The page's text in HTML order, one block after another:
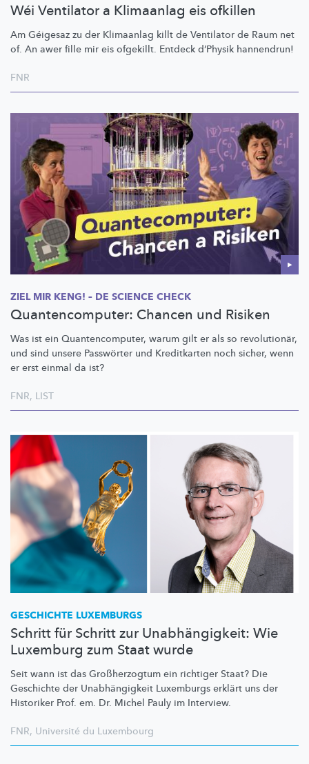
Wéi Ventilator a Klimaanlag eis ofkillen
Am Géigesaz zu der Klimaanlag killt de Ventilator de Raum net
of. An awer fille mir eis ofgekillt. Entdeck d’Physik hannendrun!
FNR
ZIEL MIR KENG! – DE SCIENCE CHECK
Quantencomputer: Chancen und Risiken
Was ist ein Quantencomputer, warum gilt er als so revolutionär,
und sind unsere Passwörter und Kreditkarten noch sicher, wenn
er erst einmal da ist?
FNR, LIST
GESCHICHTE LUXEMBURGS
Schritt für Schritt zur Unabhängigkeit: Wie
Luxemburg zum Staat wurde
Seit wann ist das Großherzogtum ein richtiger Staat? Die
Geschichte der Unabhängigkeit Luxemburgs erklärt uns der
Historiker Prof. em. Dr. Michel Pauly im Interview.
FNR, Université du Luxembourg